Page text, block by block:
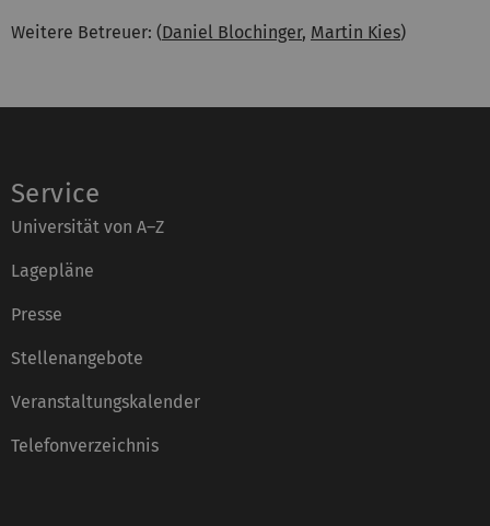
Weitere Betreuer: (Daniel Blochinger, Martin Kies)
Service
Universität von A–Z
Lagepläne
Presse
Stellenangebote
Veranstaltungskalender
Telefonverzeichnis